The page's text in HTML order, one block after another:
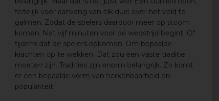
feitelijk voor aanvang van élk duel over het veld te
galmen. Zodat de spelers daardoor meer op stoom
komen. Net vijf minuten voor de wedstrijd begint. Of
tijdens dat de spelers opkomen. Om bepaalde
krachten op te wekken. Dat zou een vaste traditie
moeten zijn. Tradities zijn enorm belangrijk. Zo komt
er een bepaalde vorm van herkenbaarheid en
populariteit.